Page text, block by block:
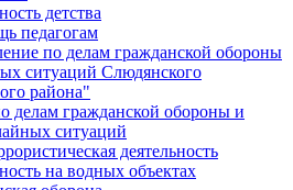
детства
педагогам
по делам гражданской обороны
ситуаций Слюдянского
района"
делам гражданской обороны и
ситуаций
деятельность
на водных объектах